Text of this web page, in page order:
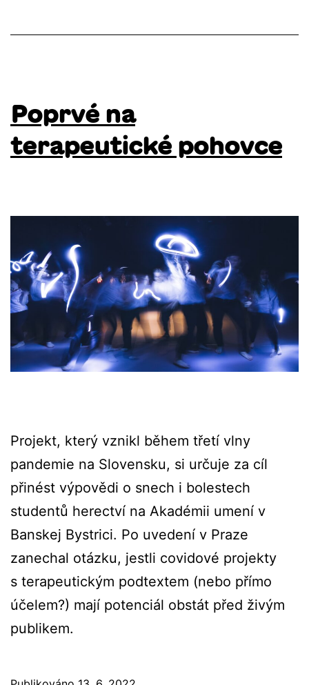
Poprvé na
terapeutické pohovce
Projekt, který vznikl během třetí vlny
pandemie na Slovensku, si určuje za cíl
přinést výpovědi o snech i bolestech
studentů herectví na Akadémii umení v
Banskej Bystrici. Po uvedení v Praze
zanechal otázku, jestli covidové projekty
s terapeutickým podtextem (nebo přímo
účelem?) mají potenciál obstát před živým
publikem.